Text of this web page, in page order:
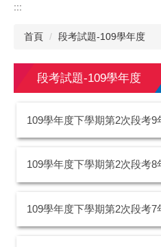
:::
首頁 段考試題-109學年度
段考試題-109學年度
109學年度下學期第2次段考
109學年度下學期第2次段考
109學年度下學期第2次段考